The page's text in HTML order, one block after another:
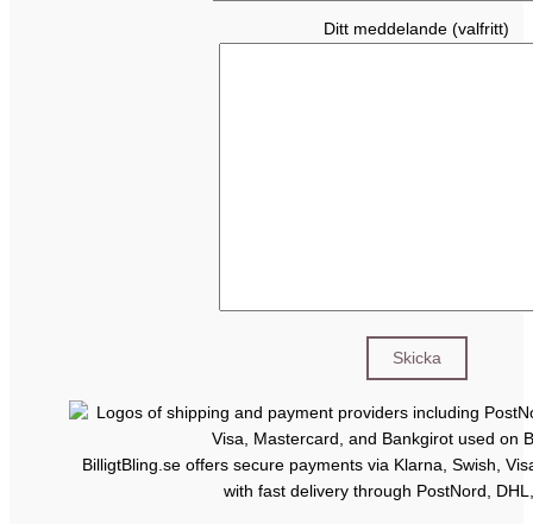
Ditt meddelande (valfritt)
BilligtBling.se offers secure payments via Klarna, Swish,
with fast delivery through PostNord,